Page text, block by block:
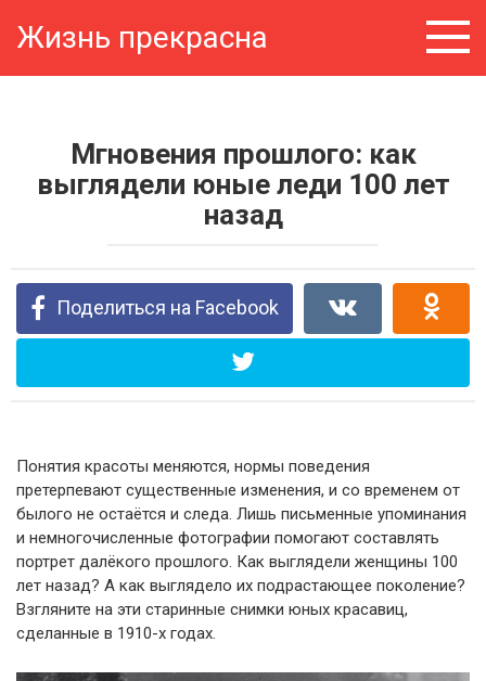
Жизнь прекрасна
Мгновения прошлого: как
выглядели юные леди 100 лет
назад
Поделиться на Facebook
Понятия красоты меняются, нормы поведения
претерпевают существенные изменения, и со временем от
былого не остаётся и следа. Лишь письменные упоминания
и немногочисленные фотографии помогают составлять
портрет далёкого прошлого. Как выглядели женщины 100
лет назад? А как выглядело их подрастающее поколение?
Взгляните на эти старинные снимки юных красавиц,
сделанные в 1910-х годах.